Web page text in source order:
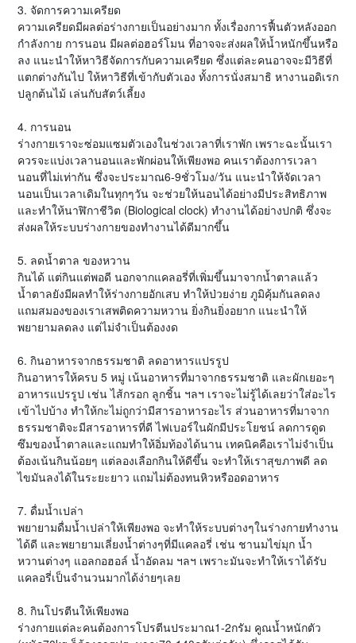
3. จัดการความเครียด
ความเครียดมีผลต่อร่างกายเป็นอย่างมาก ทั้งเรื่องการฟื้นตัวหลังออก
กำลังกาย การนอน มีผลต่อฮอร์โมน ที่อาจจะส่งผลให้น้ำหนักขึ้นหรือ
ลง แนะนำให้หาวิธีจัดการกับความเครียด ซึ่งแต่ละคนอาจจะมีวิธีที่
แตกต่างกันไป ให้หาวิธีที่เข้ากับตัวเอง ทั้งการนั่งสมาธิ หางานอดิเรก
ปลูกต้นไม้ เล่นกับสัตว์เลี้ยง
4. การนอน
ร่างกายเราจะซ่อมแซมตัวเองในช่วงเวลาที่เราพัก เพราะฉะนั้นเรา
ควรจะแบ่งเวลานอนและพักผ่อนให้เพียงพอ คนเราต้องการเวลา
นอนที่ไม่เท่ากัน ซึ่งจะประมาณ6-9ชั่วโมง/วัน แนะนำให้จัดเวลา
นอนเป็นเวลาเดิมในทุกๆวัน จะช่วยให้นอนได้อย่างมีประสิทธิภาพ
และทำให้นาฬิกาชีวิต (Biological clock) ทำงานได้อย่างปกติ ซึ่งจะ
ส่งผลให้ระบบร่างกายของทำงานได้ดีมากขึ้น
5. ลดน้ำตาล ของหวาน
กินได้ แต่กินแต่พอดี นอกจากแคลอรี่ที่เพิ่มขึ้นมาจากน้ำตาลแล้ว
น้ำตาลยังมีผลทำให้ร่างกายอักเสบ ทำให้ป่วยง่าย ภูมิคุ้มกันลดลง
แถมสมองของเราเสพติดความหวาน ยิ่งกินยิ่งอยาก แนะนำให้
พยายามลดลง แต่ไม่จำเป็นต้องงด
6. กินอาหารจากธรรมชาติ ลดอาหารแปรรูป
กินอาหารให้ครบ 5 หมู่ เน้นอาหารที่มาจากธรรมชาติ และผักเยอะๆ
อาหารแปรรูป เช่น ไส้กรอก ลูกชิ้น ฯลฯ เราจะไม่รู้ได้เลยว่าใส่อะไร
เข้าไปบ้าง ทำให้กะไม่ถูกว่ามีสารอาหารอะไร ส่วนอาหารที่มาจาก
ธรรมชาติจะมีสารอาหารที่ดี ไฟเบอร์ในผักมีประโยชน์ ลดการดูด
ซึมของน้ำตาลและแถมทำให้อิ่มท้องได้นาน เทคนิคคือเราไม่จำเป็น
ต้องเน้นกินน้อยๆ แต่ลองเลือกกินให้ดีขึ้น จะทำให้เราสุขภาพดี ลด
ไขมันลงได้ในระยะยาว แถมไม่ต้องทนหิวหรืออดอาหาร
7. ดื่มน้ำเปล่า
พยายามดื่มน้ำเปล่าให้เพียงพอ จะทำให้ระบบต่างๆในร่างกายทำงาน
ได้ดี และพยายามเลี่ยงน้ำต่างๆที่มีแคลอรี่ เช่น ชานมไข่มุก น้ำ
หวานต่างๆ แอลกอฮอล์ น้ำอัดลม ฯลฯ เพราะมันจะทำให้เราได้รับ
แคลอรี่เป็นจำนวนมากได้ง่ายๆเลย
8. กินโปรตีนให้เพียงพอ
ร่างกายแต่ละคนต้องการโปรตีนประมาณ1-2กรัม คูณน้ำหนักตัว